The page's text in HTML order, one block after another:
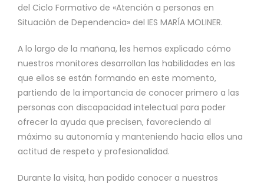
del Ciclo Formativo de «Atención a personas en
Situación de Dependencia» del IES MARÍA MOLINER.
A lo largo de la mañana, les hemos explicado cómo
nuestros monitores desarrollan las habilidades en las
que ellos se están formando en este momento,
partiendo de la importancia de conocer primero a las
personas con discapacidad intelectual para poder
ofrecer la ayuda que precisen, favoreciendo al
máximo su autonomía y manteniendo hacia ellos una
actitud de respeto y profesionalidad.
Durante la visita, han podido conocer a nuestros